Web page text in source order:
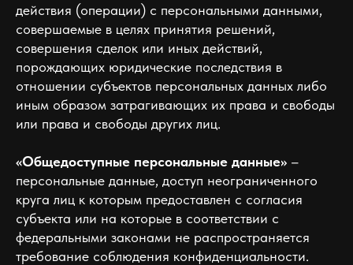
действия (операции) с персональными данными,
совершаемые в целях принятия решений,
совершения сделок или иных действий,
порождающих юридические последствия в
отношении субъектов персональных данных либо
иным образом затрагивающих их права и свободы
или права и свободы других лиц.
«Общедоступные персональные данные» –
персональные данные, доступ неограниченного
круга лиц к которым предоставлен с согласия
субъекта или на которые в соответствии с
федеральными законами не распространяется
требование соблюдения конфиденциальности.